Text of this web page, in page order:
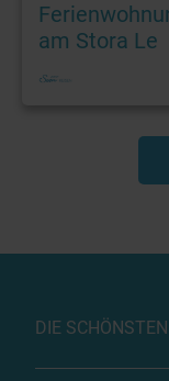
am Stora Le
DIE